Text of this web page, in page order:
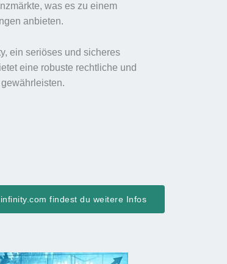
was es zu einem
anbieten.
ein seriöses und sicheres
eine robuste rechtliche und
findest du weitere Infos